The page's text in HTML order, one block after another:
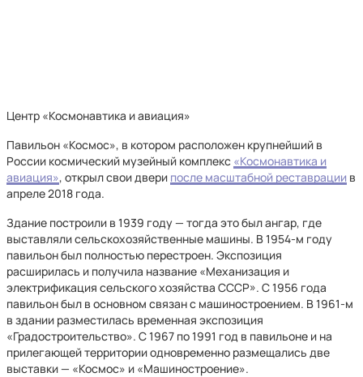
Центр «Космонавтика и авиация»
Павильон «Космос», в котором расположен крупнейший в
России космический музейный комплекс «Космонавтика и
авиация», открыл свои двери после масштабной реставрации в
апреле 2018 года.
Здание построили в 1939 году — тогда это был ангар, где
выставляли сельскохозяйственные машины. В 1954-м году
павильон был полностью перестроен. Экспозиция
расширилась и получила название «Механизация и
электрификация сельского хозяйства СССР». С 1956 года
павильон был в основном связан с машиностроением. В 1961-м
в здании разместилась временная экспозиция
«Градостроительство». С 1967 по 1991 год в павильоне и на
прилегающей территории одновременно размещались две
выставки — «Космос» и «Машиностроение».